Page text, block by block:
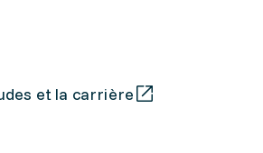
et la carrière